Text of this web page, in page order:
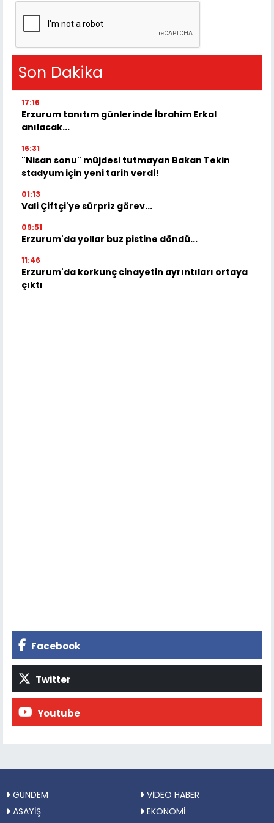
Son Dakika
17:16
Erzurum tanıtım günlerinde İbrahim Erkal
anılacak...
16:31
"Nisan sonu" müjdesi tutmayan Bakan Tekin
stadyum için yeni tarih verdi!
01:13
Vali Çiftçi'ye sürpriz görev...
09:51
Erzurum'da yollar buz pistine döndü...
11:46
Erzurum'da korkunç cinayetin ayrıntıları ortaya
çıktı
Facebook
Twitter
Youtube
GÜNDEM
VİDEO HABER
ASAYİŞ
EKONOMİ